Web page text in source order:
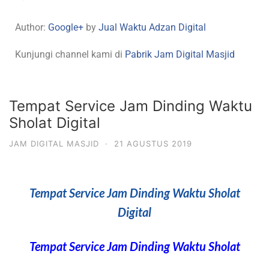
Author: Google+ by Jual Waktu Adzan Digital
Kunjungi channel kami di Pabrik Jam Digital Masjid
Tempat Service Jam Dinding Waktu
Sholat Digital
JAM DIGITAL MASJID · 21 AGUSTUS 2019
Tempat Service Jam Dinding Waktu Sholat
Digital
Tempat Service Jam Dinding Waktu Sholat